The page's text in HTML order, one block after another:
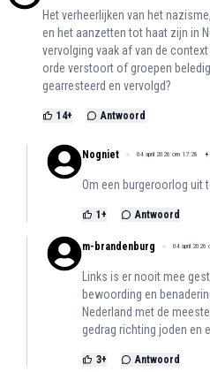
Het verheerlijken van het
en het aanzetten tot haat zijn in
vervolging vaak af van de
orde verstoort of groepen
gearresteerd en vervolgd?
14+ Antwoord
Nogniet 04 april 2026 om 17:28 +
Om een burgeroorlog uit
1 + Antwoord
m-brandenburg 04 april 2026
Links is er nooit mee
bewoording en
Nederland met de
gedrag richting joden en
3+ Antwoord